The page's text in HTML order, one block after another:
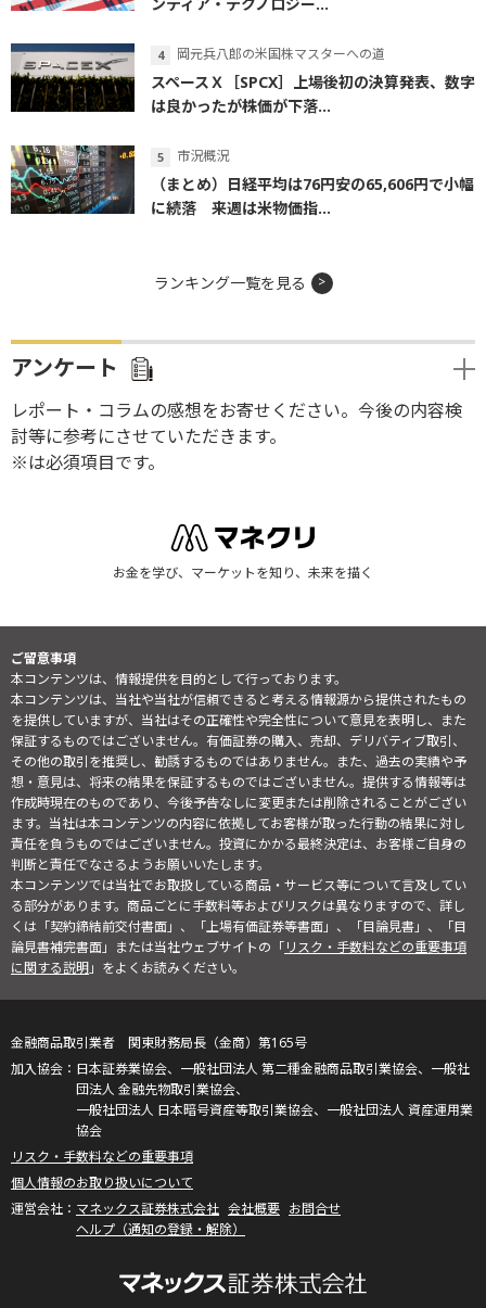
ンティア・テクノロジー...
岡元兵八郎の米国株マスターへの道
スペースＸ［SPCX］上場後初の決算発表、数字
は良かったが株価が下落...
市況概況
（まとめ）日経平均は76円安の65,606円で小幅
に続落 来週は米物価指...
ランキング一覧を見る
アンケート
レポート・コラムの感想をお寄せください。今後の内容検
討等に参考にさせていただきます。
※は必須項目です。
お金を学び、マーケットを知り、未来を描く
ご留意事項
本コンテンツは、情報提供を目的として行っております。
本コンテンツは、当社や当社が信頼できると考える情報源から提供されたもの
を提供していますが、当社はその正確性や完全性について意見を表明し、また
保証するものではございません。有価証券の購入、売却、デリバティブ取引、
その他の取引を推奨し、勧誘するものではありません。また、過去の実績や予
想・意見は、将来の結果を保証するものではございません。提供する情報等は
作成時現在のものであり、今後予告なしに変更または削除されることがござい
ます。当社は本コンテンツの内容に依拠してお客様が取った行動の結果に対し
責任を負うものではございません。投資にかかる最終決定は、お客様ご自身の
判断と責任でなさるようお願いいたします。
本コンテンツでは当社でお取扱している商品・サービス等について言及してい
る部分があります。商品ごとに手数料等およびリスクは異なりますので、詳し
くは「契約締結前交付書面」、「上場有価証券等書面」、「目論見書」、「目
論見書補完書面」または当社ウェブサイトの「リスク・手数料などの重要事項
に関する説明」をよくお読みください。
金融商品取引業者 関東財務局長（金商）第165号
日本証券業協会、一般社団法人 第二種金融商品取引業協会、一般社
団法人 金融先物取引業協会、
一般社団法人 日本暗号資産等取引業協会、一般社団法人 資産運用業
協会
リスク・手数料などの重要事項
個人情報のお取り扱いについて
マネックス証券株式会社 会社概要 お問合せ
ヘルプ（通知の登録・解除）